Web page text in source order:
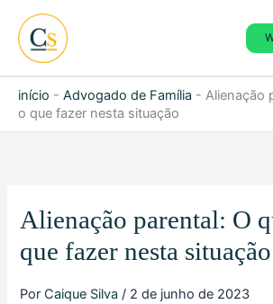
para
conteúdo
início - Advogado de Família - Alienação
o que fazer nesta situação
Alienação parental: O
que fazer nesta situação
Por Caique Silva/ 2 de junho de 2023